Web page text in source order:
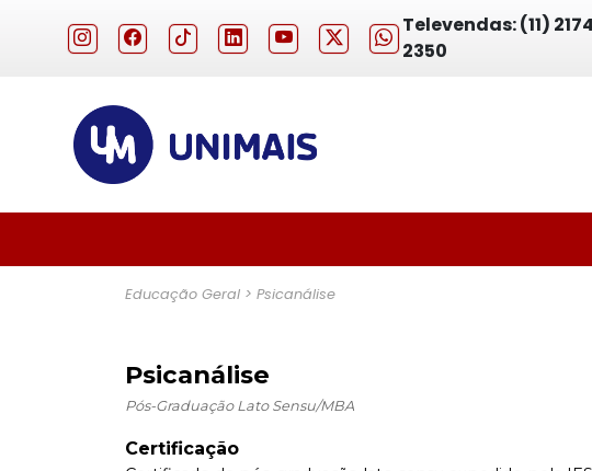
Televendas: (11)
2350
Previous
Educação Geral > Psicanálise
Psicanálise
Pós-Graduação Lato Sensu/MBA
Certificação